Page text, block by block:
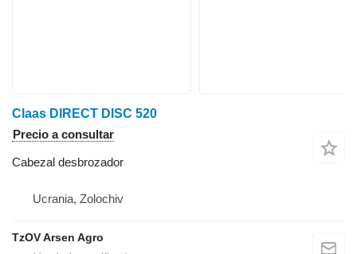
Claas DIRECT DISC 520
Precio a consultar
Cabezal desbrozador
Ucrania, Zolochiv
TzOV Arsen Agro